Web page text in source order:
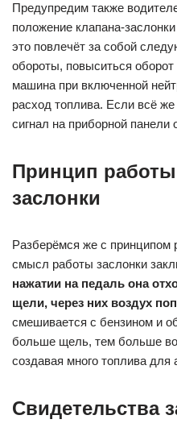
Предупредим также
положение клапана-
это повлечёт за собой
обороты, повыситься оборот
машина при включенной
расход топлива. Если всё
сигнал на приборной панели
Принцип
заслонки
Разберёмся же с принципом
смысл работы заслонки
нажатии на педаль она
щели, через них воздух
смешивается с бензином и
больше щель, тем больше
создавая много топлива для
Свидетельства